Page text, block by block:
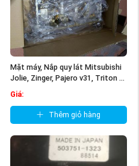
Mặt máy, Nắp quy lát Mitsubishi
Jolie, Zinger, Pajero v31, Triton ...
Giá:
Thêm giỏ hàng